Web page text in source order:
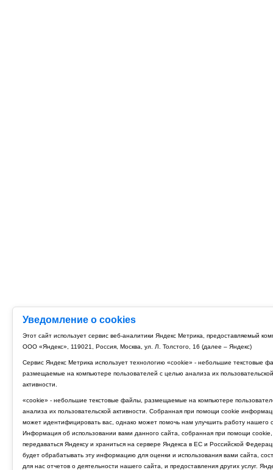
Уведомление о cookies
Этот сайт использует сервис веб-аналитики Яндекс Метрика, предоставляемый
ООО «Яндекс», 119021, Россия, Москва, ул. Л. Толстого, 16 (далее – Яндекс)
Сервис Яндекс Метрика использует технологию «cookie» - небольшие текстовые
размещаемые на компьютере пользователей с целью анализа их пользовательской
активности.
«cookie» - небольшие текстовые файлы, размещаемые на компьютере
анализа их пользовательской активности. Собранная при помощи cookie
может идентифицировать вас, однако может помочь нам улучшить работу нашего
Информация об использовании вами данного сайта, собранная при помощи cookie,
передаваться Яндексу и храниться на сервере Яндекса в ЕС и Российской
будет обрабатывать эту информацию для оценки и использования вами сайта,
для нас отчетов о деятельности нашего сайта, и предоставления других услуг.